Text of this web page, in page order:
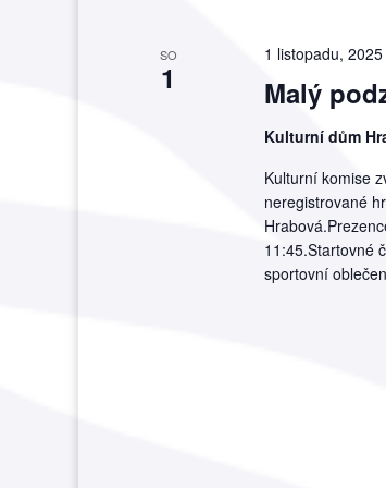
SO
1 Malý
1 listopadu,
Kulturní dům
Kulturní komise
neregistrované
11:45.Startovné
sportovní